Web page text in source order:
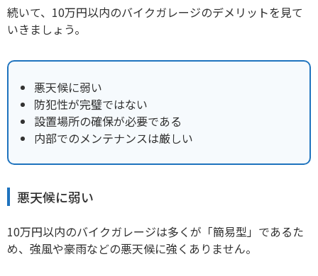
続いて、10万円以内のバイクガレージのデメリットを見て
いきましょう。
悪天候に弱い
防犯性が完璧ではない
設置場所の確保が必要である
内部でのメンテナンスは厳しい
悪天候に弱い
10万円以内のバイクガレージは多くが「簡易型」であるた
め、強風や豪雨などの悪天候に強くありません。